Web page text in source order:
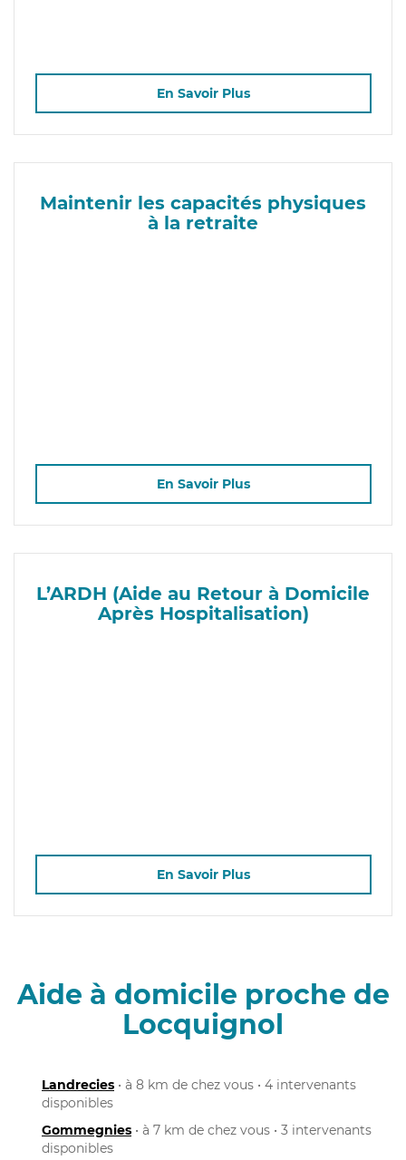
En Savoir Plus
Maintenir les capacités physiques
à la retraite
En Savoir Plus
L’ARDH (Aide au Retour à Domicile
Après Hospitalisation)
En Savoir Plus
Aide à domicile proche de
Locquignol
Landrecies • à 8 km de chez vous • 4 intervenants
disponibles
Gommegnies • à 7 km de chez vous • 3 intervenants
disponibles